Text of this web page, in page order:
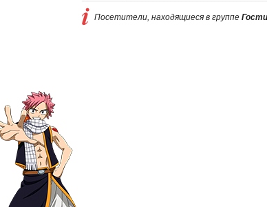
Посетители, находящиеся в группе Гости